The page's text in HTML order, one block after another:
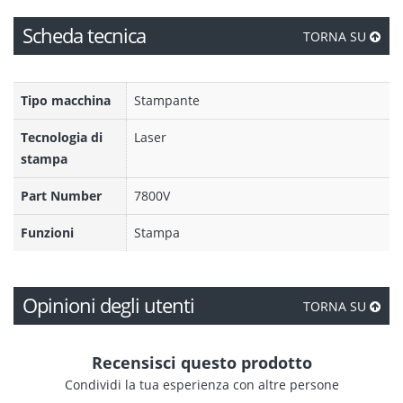
Scheda tecnica TORNA SU
Tipo macchina Stampante
Tecnologia di
stampa
Laser
Part Number 7800V
Funzioni Stampa
Opinioni degli utenti TORNA SU
Recensisci questo prodotto
Condividi la tua esperienza con altre persone